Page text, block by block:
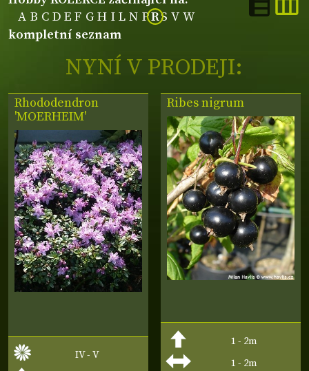
A B C D E F G H I L N PRS V W
kompletní seznam
NYNÍ V PRODEJI:
Rhododendron
'MOERHEIM'
IV - V
Ribes nigrum
1 - 2m
1 - 2m